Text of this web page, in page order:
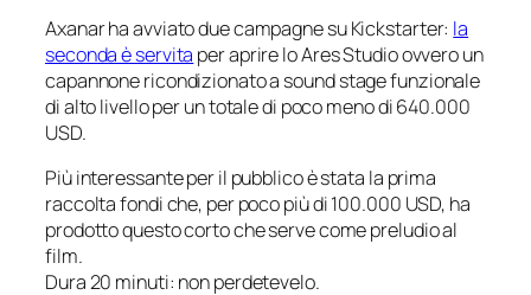
Axanar ha avviato due campagne su Kickstarter: la
seconda è servita per aprire loAres Studioovvero un
capannone ricondizionato a sound stagefunzionale
di alto livello per un totale di poco meno di 640.000
USD.
Più interessante per il pubblico è stata la prima
raccolta fondi che, per poco più di 100.000 USD, ha
prodotto questo corto che serve come preludio al
film.
Dura 20 minuti: non perdetevelo.